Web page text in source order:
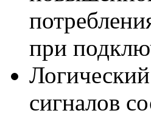
при
сигналов